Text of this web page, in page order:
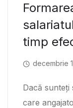
timp
decembrie
Dacă sunteți
care